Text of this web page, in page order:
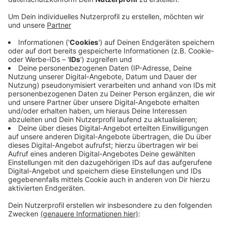
Antenne AC mitgeteilt.
Demnach hätten sich u.a. Schausteller und
den warmen Sommertagen länger zu öffnen. Man
müsste als Veranstalter aber auch die Wünsche
der Anwohner und die Auflagen, die die
Durchführung mit sich bringen, im Blick behalten.
Auf politischer Ebene hatte zuvor die Aachener
SPD-Fraktion einenAntrag gestellt, zu
überprüfen, wie der Öcher Bend gestärkt werden
kann.
Veröffentlicht: Donnerstag, 25.08.2022 07:34
Anzeige